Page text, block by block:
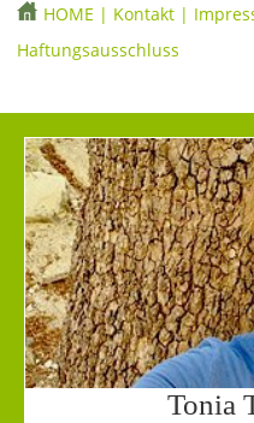
HOME | Kontakt |
Haftungsausschluss
Tonia